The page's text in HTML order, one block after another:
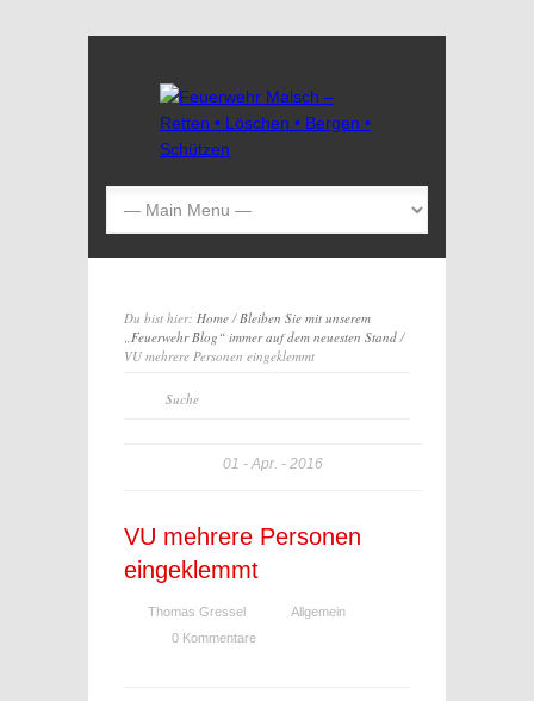
Du bist hier: Home/Bleiben Sie mit unserem
„Feuerwehr Blog“ immer auf dem neuesten Stand/
VU mehrere Personen eingeklemmt
01 Apr. 2016
VU mehrere Personen
eingeklemmt
Thomas Gressel
Allgemein
0 Kommentare